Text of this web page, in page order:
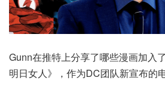
Gunn在推特上分享了哪些漫画加入
明日女人》，作为DC团队新宣布的